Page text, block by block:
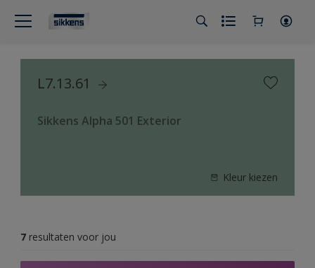
L7.13.61
Sikkens Alpha 501 Exterior
Kleur kiezen
7 resultaten voor jou